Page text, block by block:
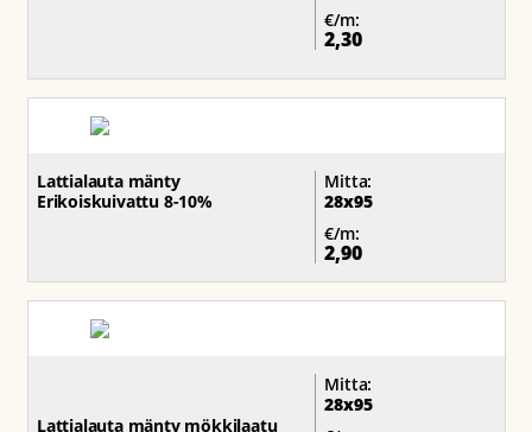
€/m:
2,30
Lattialauta mänty
Erikoiskuivattu 8-10%
Mitta:
28x95
€/m:
2,90
Lattialauta mänty mökkilaatu
Mitta:
28x95